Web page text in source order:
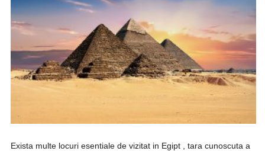
Exista multe locuri esentiale de vizitat in Egipt , tara cunoscuta a